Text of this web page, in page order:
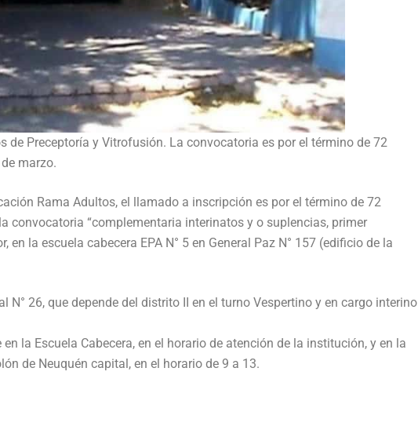
de Preceptoría y Vitrofusión. La convocatoria es por el término de 72
marzo.
Rama Adultos, el llamado a inscripción es por el término de 72
convocatoria “complementaria interinatos y o suplencias, primer
en la escuela cabecera EPA N° 5 en General Paz N° 157 (edificio de la
N° 26, que depende del distrito II en el turno Vespertino y en cargo interino
la Escuela Cabecera, en el horario de atención de la institución, y en la
de Neuquén capital, en el horario de 9 a 13.